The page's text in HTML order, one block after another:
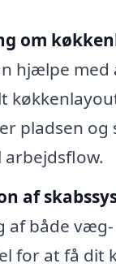
om
hjælpe
pladsen og
af
af både
for at få dit